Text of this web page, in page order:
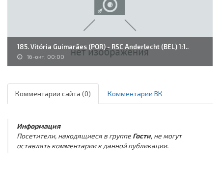
185. Vitória Guimarães (POR) - RSC Anderlecht (BEL) 1:1..
16-окт, 00:00
Комментарии сайта (0) Комментарии ВК
Информация
Посетители, находящиеся в группе Гости, не могут
оставлять комментарии к данной публикации.